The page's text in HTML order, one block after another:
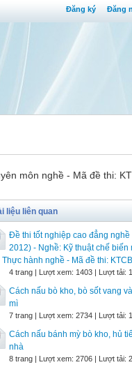
Đăng ký Đăng
môn nghề - Mã đề thi:
liệu liên quan
Đề thi tốt nghiệp cao đẳng
2012) - Nghề: Kỹ thuật chế biến
Thực hành nghề - Mã đề thi:
4 trang | Lượt xem: 1403 | Lượt tải: 1
Cách nấu bò kho, bò sốt vang
mì
7 trang | Lượt xem: 2734 | Lượt tải: 1
Cách nấu bánh mỳ bò kho, hủ
nhà
8 trang | Lượt xem: 2706 | Lượt tải: 2